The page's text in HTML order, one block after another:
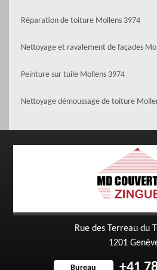
Réparation de toiture Mollens 3974
Nettoyage et ravalement de façades
Peinture sur tuile Mollens 3974
Nettoyage démoussage de toiture
Rue des Terreau du
1201
Bureau